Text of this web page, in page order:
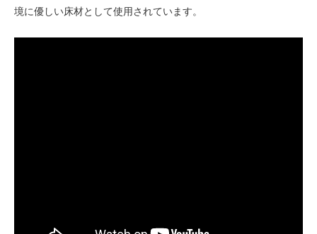
境に優しい床材として使用されています。